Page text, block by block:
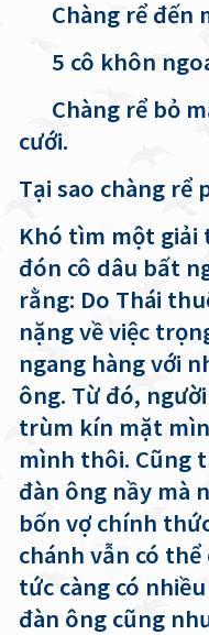
Chàng rể đến
5 cô khôn
Chàng rể bỏ
cưới.
Tại sao chàng rể
Khó tìm một giải
đón cô dâu bất
rằng: Do Thái
nặng về việc
ngang hàng với
ông. Từ đó,
trùm kín mặt
mình thôi. Cũng
đàn ông nầy mà
bốn vợ chính
chánh vẫn có
tức càng có
đàn ông cũng